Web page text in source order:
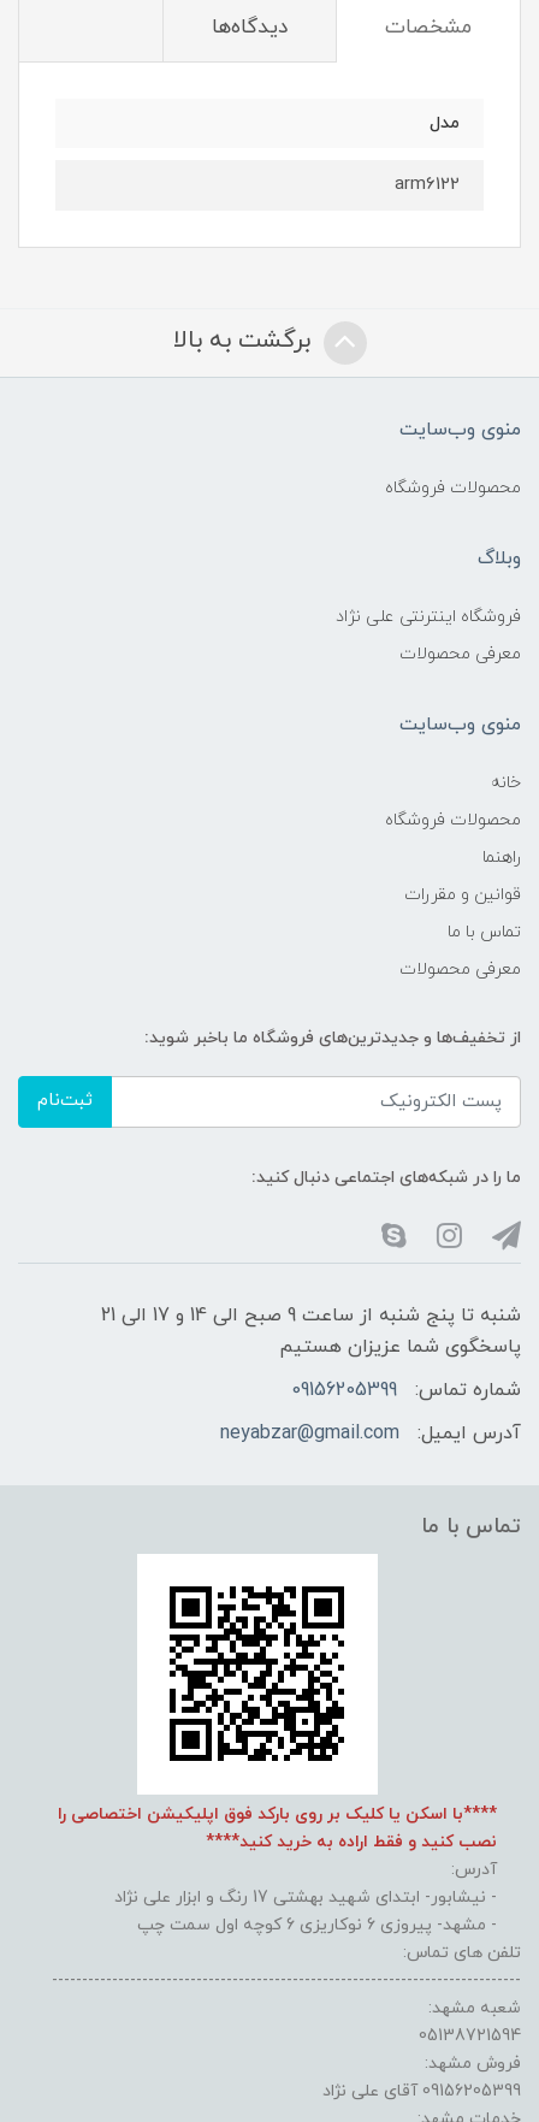
مشخصات دیدگاه‌ها
مدل
arm6122
برگشت به بالا
منوی وب‌سایت
محصولات فروشگاه
وبلاگ
فروشگاه اینترنتی علی نژاد
معرفی محصولات
منوی وب‌سایت
خانه
محصولات فروشگاه
راهنما
قوانین و مقررات
تماس با ما
معرفی محصولات
از تخفیف‌ها و جدیدترین‌های فروشگاه ما باخبر شوید:
ثبت‌نام
ما را در شبکه‌های اجتماعی دنبال کنید:
شنبه تا پنج شنبه از ساعت 9 صبح الی 14 و 17 الی 21
پاسخگوی شما عزیزان هستیم
شماره تماس:
09156205399
آدرس ایمیل:
neyabzar@gmail.com
تماس با ما
****با اسکن یا کلیک بر روی بارکد فوق اپلیکیشن اختصاصی را
نصب کنید و فقط اراده به خرید کنید****
آدرس:
- نیشابور- ابتدای شهید بهشتی 17 رنگ و ابزار علی نژاد
- مشهد- پیروزی 6 نوکاریزی 6 کوچه اول سمت چپ
تلفن های تماس:
------------------------------------------------------------------------------
شعبه مشهد:
05138721594
فروش مشهد:
09156205399 آقای علی نژاد